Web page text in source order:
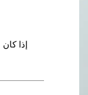
إذا كان